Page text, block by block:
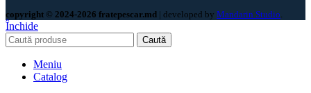
copyright © 2024-2026 fratepescar.md | developed by Mandarin Studio
Închide
Caută
Meniu
Catalog